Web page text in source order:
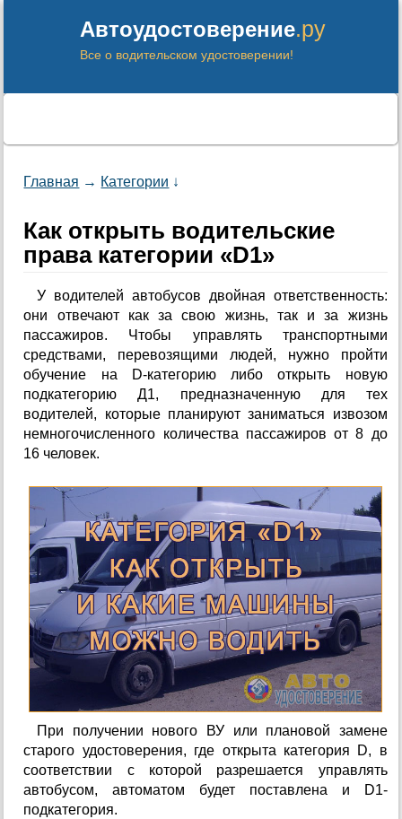
Автоудостоверение.ру
Все о водительском удостоверении!
Главная → Категории ↓
Как открыть водительские
права категории «D1»
У водителей автобусов двойная ответственность:
они отвечают как за свою жизнь, так и за жизнь
пассажиров. Чтобы управлять транспортными
средствами, перевозящими людей, нужно пройти
обучение на D-категорию либо открыть новую
подкатегорию Д1, предназначенную для тех
водителей, которые планируют заниматься извозом
немногочисленного количества пассажиров от 8 до
16 человек.
При получении нового ВУ или плановой замене
старого удостоверения, где открыта категория D, в
соответствии с которой разрешается управлять
автобусом, автоматом будет поставлена и D1-
подкатегория.